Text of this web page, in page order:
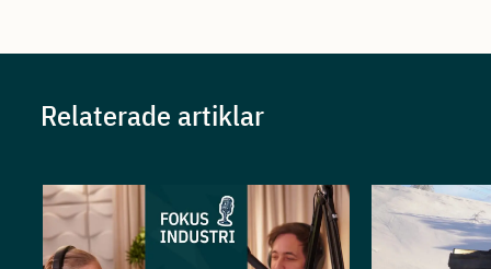
Relaterade artiklar